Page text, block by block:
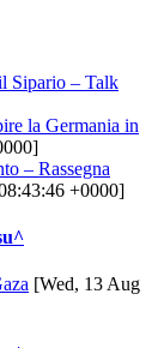
Sipario – Talk
la Germania in
– Rassegna
+0000]
[Wed, 13 Aug